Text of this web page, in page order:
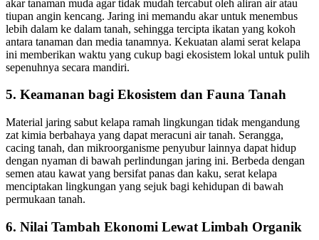
akar tanaman muda agar tidak mudah tercabut oleh aliran air atau
tiupan angin kencang. Jaring ini memandu akar untuk menembus
lebih dalam ke dalam tanah, sehingga tercipta ikatan yang kokoh
antara tanaman dan media tanamnya. Kekuatan alami serat kelapa
ini memberikan waktu yang cukup bagi ekosistem lokal untuk pulih
sepenuhnya secara mandiri.
5. Keamanan bagi Ekosistem dan Fauna Tanah
Material jaring sabut kelapa ramah lingkungan tidak mengandung
zat kimia berbahaya yang dapat meracuni air tanah. Serangga,
cacing tanah, dan mikroorganisme penyubur lainnya dapat hidup
dengan nyaman di bawah perlindungan jaring ini. Berbeda dengan
semen atau kawat yang bersifat panas dan kaku, serat kelapa
menciptakan lingkungan yang sejuk bagi kehidupan di bawah
permukaan tanah.
6. Nilai Tambah Ekonomi Lewat Limbah Organik